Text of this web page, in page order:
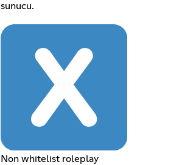
sunucu.
Non whitelist roleplay